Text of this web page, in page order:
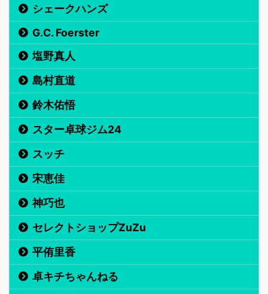
シェークハンズ
G.C. Foerster
塩野真人
島村直道
鈴木佑悟
スター卓球ジム24
スッチ
宋恵佳
神巧也
セレクトショップZuZu
平侑里香
卓キチちゃんねる